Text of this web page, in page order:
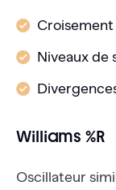
Niveaux
Williams %R
Oscillateur